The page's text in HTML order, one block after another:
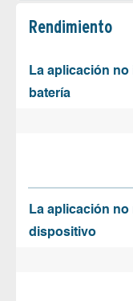
Rendimiento
La aplicación no
batería
La aplicación no
dispositivo